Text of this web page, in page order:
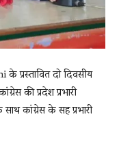
प्रस्तावित दो दिवसीय
की प्रदेश प्रभारी
कांग्रेस के सह प्रभारी